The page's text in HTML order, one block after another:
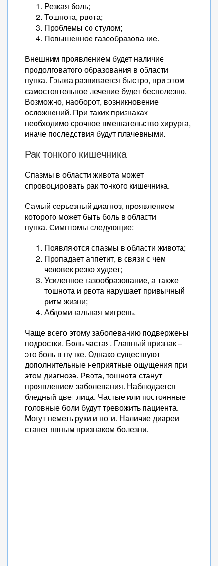
Резкая боль;
Тошнота, рвота;
Проблемы со стулом;
Повышенное газообразование.
Внешним проявлением будет наличие
продолговатого образования в области
пупка. Грыжа развивается быстро, при этом
самостоятельное лечение будет бесполезно.
Возможно, наоборот, возникновение
осложнений. При таких признаках
необходимо срочное вмешательство хирурга,
иначе последствия будут плачевными.
Рак тонкого кишечника
Спазмы в области живота может
спровоцировать рак тонкого кишечника.
Самый серьезный диагноз, проявлением
которого может быть боль в области
пупка. Симптомы следующие:
Появляются спазмы в области живота;
Пропадает аппетит, в связи с чем
человек резко худеет;
Усиленное газообразование, а также
тошнота и рвота нарушает привычный
ритм жизни;
Абдоминальная мигрень.
Чаще всего этому заболеванию подвержены
подростки. Боль частая. Главный признак –
это боль в пупке. Однако существуют
дополнительные неприятные ощущения при
этом диагнозе. Рвота, тошнота станут
проявлением заболевания. Наблюдается
бледный цвет лица. Частые или постоянные
головные боли будут тревожить пациента.
Могут неметь руки и ноги. Наличие диареи
станет явным признаком болезни.